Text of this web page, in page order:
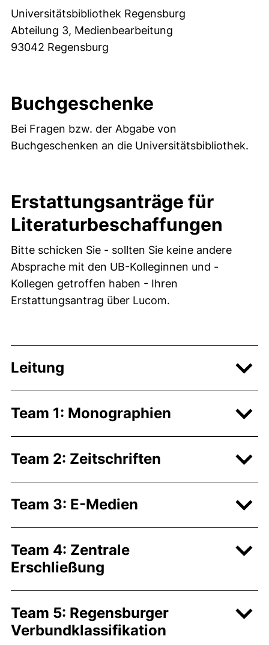
Universitätsbibliothek Regensburg
Abteilung 3, Medienbearbeitung
93042 Regensburg
Buchgeschenke
Bei Fragen bzw. der Abgabe von
Buchgeschenken an die Universitätsbibliothek.
Erstattungsanträge für
Literaturbeschaffungen
Bitte schicken Sie - sollten Sie keine andere
Absprache mit den UB-Kolleginnen und -
Kollegen getroffen haben - Ihren
Erstattungsantrag über Lucom.
Leitung
Team 1: Monographien
Team 2: Zeitschriften
Team 3: E-Medien
Team 4: Zentrale
Erschließung
Team 5: Regensburger
Verbundklassifikation